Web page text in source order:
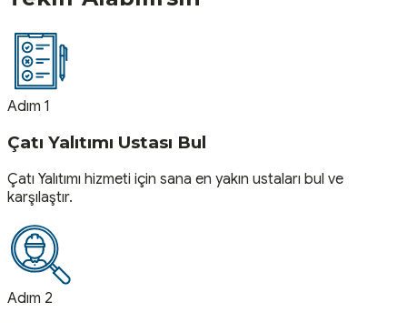
Adım 1
Çatı Yalıtımı Ustası Bul
Çatı Yalıtımı hizmeti için sana en yakın ustaları bul ve
karşılaştır.
Adım 2